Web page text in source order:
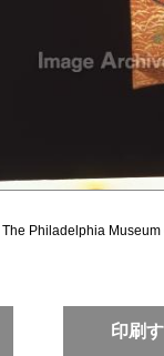
The Philadelphia Museum
印刷